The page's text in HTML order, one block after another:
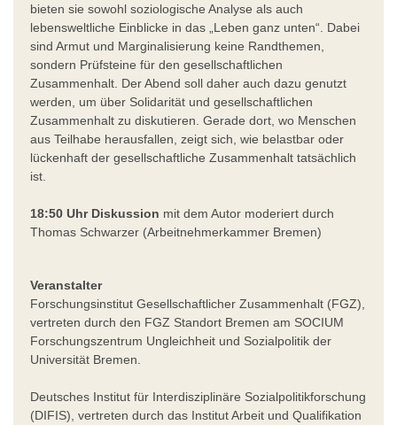
bieten sie sowohl soziologische Analyse als auch
lebensweltliche Einblicke in das „Leben ganz unten“. Dabei
sind Armut und Marginalisierung keine Randthemen,
sondern Prüfsteine für den gesellschaftlichen
Zusammenhalt. Der Abend soll daher auch dazu genutzt
werden, um über Solidarität und gesellschaftlichen
Zusammenhalt zu diskutieren. Gerade dort, wo Menschen
aus Teilhabe herausfallen, zeigt sich, wie belastbar oder
lückenhaft der gesellschaftliche Zusammenhalt tatsächlich
ist.
18:50 Uhr Diskussion mit dem Autor moderiert durch
Thomas Schwarzer (Arbeitnehmerkammer Bremen)
Veranstalter
Forschungsinstitut Gesellschaftlicher Zusammenhalt (FGZ),
vertreten durch den FGZ Standort Bremen am SOCIUM
Forschungszentrum Ungleichheit und Sozialpolitik der
Universität Bremen.
Deutsches Institut für Interdisziplinäre Sozialpolitikforschung
(DIFIS), vertreten durch das Institut Arbeit und Qualifikation